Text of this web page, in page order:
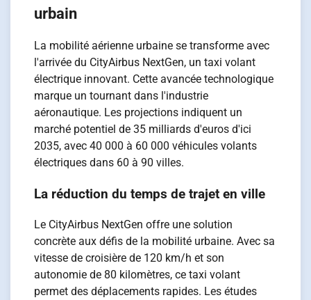
urbain
La mobilité aérienne urbaine se transforme avec
l'arrivée du CityAirbus NextGen, un taxi volant
électrique innovant. Cette avancée technologique
marque un tournant dans l'industrie
aéronautique. Les projections indiquent un
marché potentiel de 35 milliards d'euros d'ici
2035, avec 40 000 à 60 000 véhicules volants
électriques dans 60 à 90 villes.
La réduction du temps de trajet en ville
Le CityAirbus NextGen offre une solution
concrète aux défis de la mobilité urbaine. Avec sa
vitesse de croisière de 120 km/h et son
autonomie de 80 kilomètres, ce taxi volant
permet des déplacements rapides. Les études